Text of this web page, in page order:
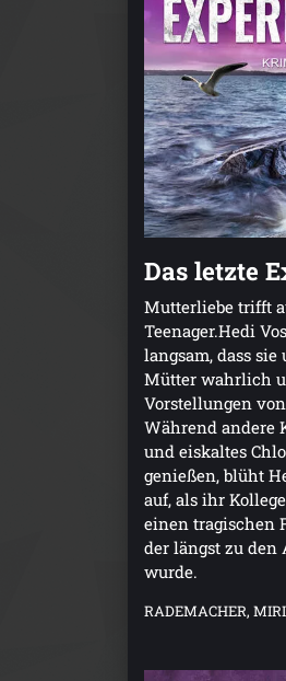
Das letzte
Mutterliebe trifft
Teenager.Hedi
langsam, dass
Mütter wahrlich
Vorstellungen
Während andere
und eiskaltes
genießen, blüht
auf, als ihr
einen tragischen
der längst zu den
wurde.
RADEMACHER,